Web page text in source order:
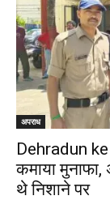
अपराध
Dehradun
कमाया
थे निशाने पर